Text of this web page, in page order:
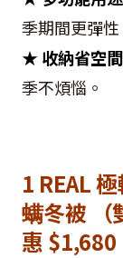
季期間更彈性
★ 收納省空間
季不煩惱。
1 REAL
螨冬被
惠 $1,680